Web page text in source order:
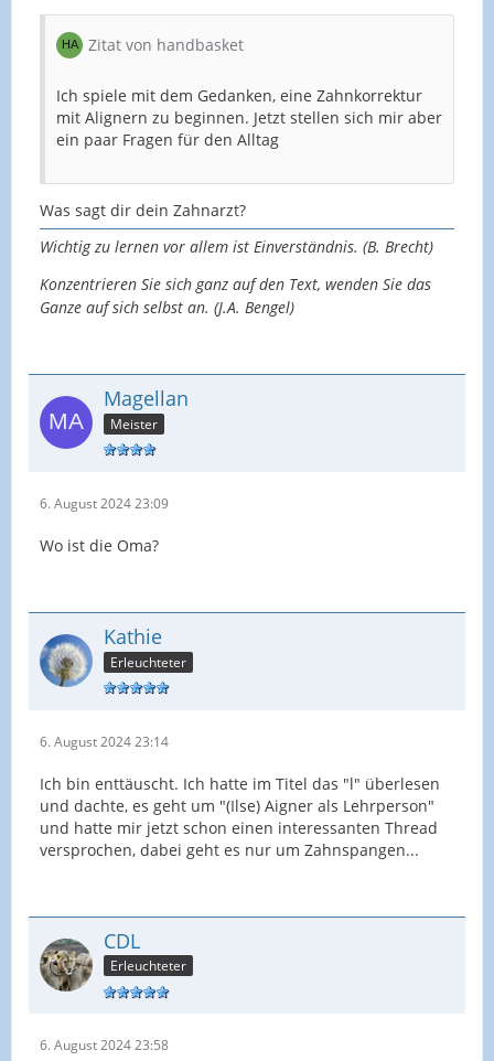
Zitat von handbasket
Ich spiele mit dem Gedanken, eine Zahnkorrektur
mit Alignern zu beginnen. Jetzt stellen sich mir aber
ein paar Fragen für den Alltag
Was sagt dir dein Zahnarzt?
Wichtig zu lernen vor allem ist Einverständnis. (B. Brecht)
Konzentrieren Sie sich ganz auf den Text, wenden Sie das
Ganze auf sich selbst an. (J.A. Bengel)
Magellan
Meister
6. August 2024 23:09
Wo ist die Oma?
Kathie
Erleuchteter
6. August 2024 23:14
Ich bin enttäuscht. Ich hatte im Titel das "l" überlesen
und dachte, es geht um "(Ilse) Aigner als Lehrperson"
und hatte mir jetzt schon einen interessanten Thread
versprochen, dabei geht es nur um Zahnspangen...
CDL
Erleuchteter
6. August 2024 23:58